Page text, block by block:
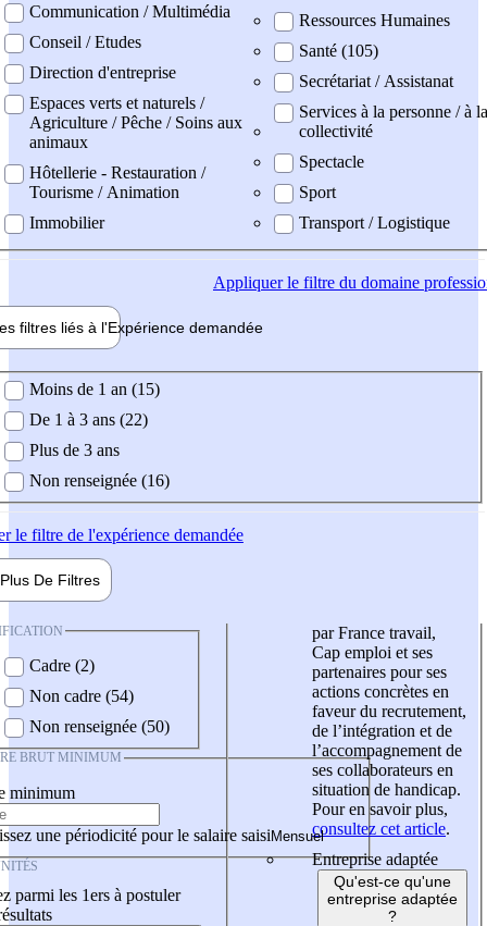
Communication / Multimédia
Conseil / Etudes
Direction d'entreprise
Espaces verts et naturels /
Agriculture / Pêche / Soins aux
animaux
Hôtellerie - Restauration /
Tourisme / Animation
Immobilier
Ressources Humaines
Santé (105)
Secrétariat / Assistanat
Services à la personne / à la
collectivité
Spectacle
Sport
Transport / Logistique
Appliquerle filtre du domaine
filtres liés à l'Expérience demandée
demandée
Moins de 1 an (15)
De 1 à 3 ans (22)
Plus de 3 ans
Non renseignée (16)
le filtre de l'expérience demandée
Plus De Filtres
Cadre (2)
Non cadre (54)
Non renseignée (50)
BRUT MINIMUM
minimum
une périodicité pour le salaire saisi
parmi les 1ers à postuler
par France travail,
Cap emploi et ses
partenaires pour ses
actions concrètes en
faveur du recrutement,
de l’intégration et de
l’accompagnement de
ses collaborateurs en
situation de handicap.
Pour en savoir plus,
consultez cet article.
Entreprise adaptée
Qu'est-ce qu'une
entreprise adaptée
?